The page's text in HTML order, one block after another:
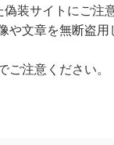
装サイトにご注
や文章を無断盗
注意ください。